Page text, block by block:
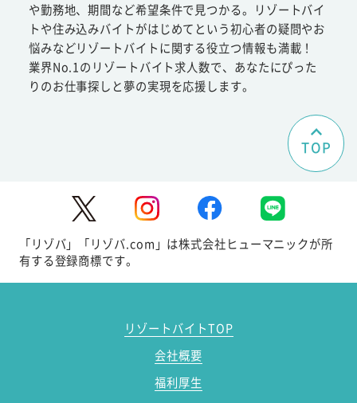
や勤務地、期間など希望条件で見つかる。リゾートバイ
トや住み込みバイトがはじめてという初心者の疑問やお
悩みなどリゾートバイトに関する役立つ情報も満載！
業界No.1のリゾートバイト求人数で、あなたにぴった
りのお仕事探しと夢の実現を応援します。
TOP
「リゾバ」「リゾバ.com」は株式会社ヒューマニックが所
有する登録商標です。
リゾートバイトTOP
会社概要
福利厚生